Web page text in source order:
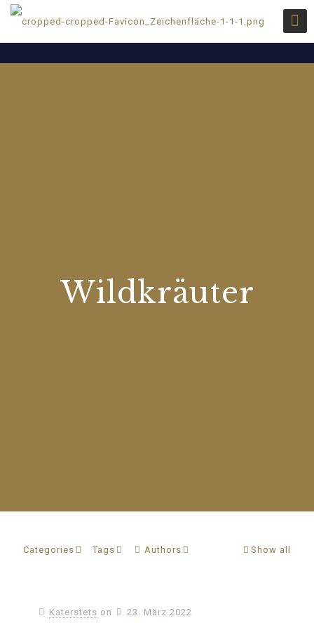
Wildkräuter
Categories Tags Authors Show all
Katerstets on 23. März 2022